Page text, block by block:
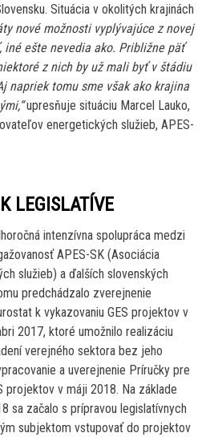
Situácia v okolitých krajinách
nové možnosti vyplývajúce z novej
ešte nevedia ako. Približne päť
z nich by už mali byť v štádiu
napriek tomu sme však ako krajina
upresňuje situáciu Marcel Lauko,
energetických služieb, APES-
LEGISLATÍVE
intenzívna spolupráca medzi
APES-SK (Asociácia
služieb) a ďalších slovenských
predchádzalo zverejnenie
k vykazovaniu GES projektov v
2017, ktoré umožnilo realizáciu
verejného sektora bez jeho
a uverejnenie Príručky pre
projektov v máji 2018. Na základe
sa začalo s prípravou legislatívnych
subjektom vstupovať do projektov